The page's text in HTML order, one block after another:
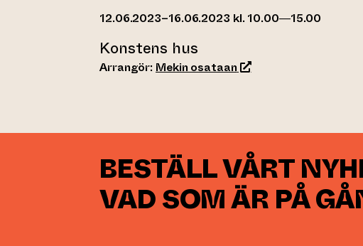
12.06.2023–16.06.2023 kl. 10.00—15.00
Konstens hus
Arrangör: Mekin osataan(leder till annan
BESTÄLL VÅRT
VAD SOM ÄR PÅ